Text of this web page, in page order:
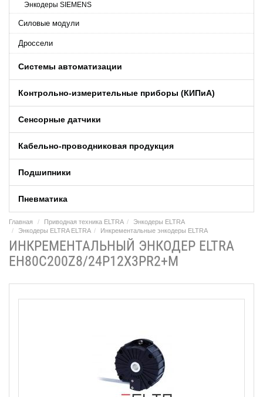
Энкодеры SIEMENS
Силовые модули
Дроссели
Системы автоматизации
Контрольно-измерительные приборы (КИПиA)
Сенсорные датчики
Кабельно-проводниковая продукция
Подшипники
Пневматика
Главная Приводная техника ELTRA
Энкодеры ELTRA
Энкодеры ELTRA ELTRA
Инкрементальные энкодеры ELTRA
ИНКРЕМЕНТАЛЬНЫЙ ЭНКОДЕР ELTRA
EH80C200Z8/24P12X3PR2+M